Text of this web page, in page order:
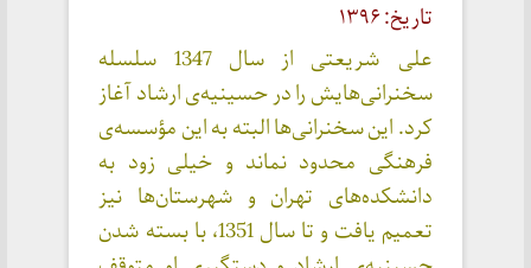
تاریخ: ۱۳۹۶
علی شریعتی از سال 1347 سلسله
سخنرانی‌هایش را در حسینیه‌ی ارشاد آغاز
کرد. این سخنرانی‌ها البته به این مؤسسه‌ی
فرهنگی محدود نماند و خیلی زود به
دانشکده‌های تهران و شهرستان‌ها نیز
تعمیم یافت و تا سال 1351، با بسته شدن